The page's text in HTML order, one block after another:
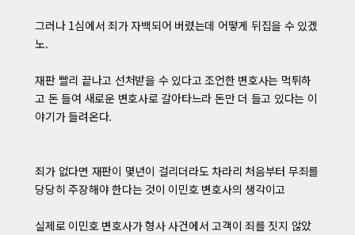
그러나 1심에서 죄가 자백되어 버렸는데 어떻게 뒤집을 수 있겠
노.
재판 빨리 끝나고 선처받을 수 있다고 조언한 변호사는 먹튀하
고 돈 들여 새로운 변호사로 갈아타느라 돈만 더 들고 있다는 이
야기가 들려온다.
죄가 없다면 재판이 몇년이 걸리더라도 차라리 처음부터 무죄를
당당히 주장해야 한다는 것이 이민호 변호사의 생각이고
실제로 이민호 변호사가 형사 사건에서 고객이 죄를 짓지 않았